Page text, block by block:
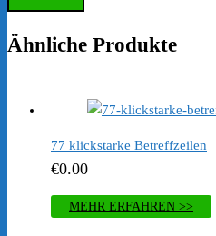
Ähnliche Produkte
77 klickstarke Betreffzeilen
€0.00
MEHR ERFAHREN >>